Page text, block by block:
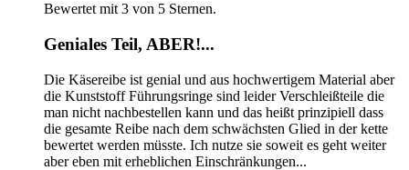
Bewertet mit 3 von 5 Sternen.
Geniales Teil, ABER!...
Die Käsereibe ist genial und aus hochwertigem Material aber
die Kunststoff Führungsringe sind leider Verschleißteile die
man nicht nachbestellen kann und das heißt prinzipiell dass
die gesamte Reibe nach dem schwächsten Glied in der kette
bewertet werden müsste. Ich nutze sie soweit es geht weiter
aber eben mit erheblichen Einschränkungen...